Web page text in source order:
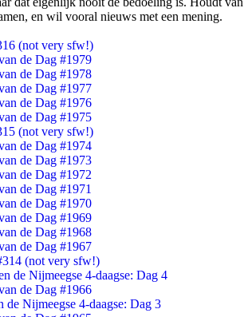
en wil vooral nieuws met een mening.
(not very sfw!)
de Dag #1979
de Dag #1978
de Dag #1977
de Dag #1976
de Dag #1975
(not very sfw!)
de Dag #1974
de Dag #1973
de Dag #1972
de Dag #1971
de Dag #1970
de Dag #1969
de Dag #1968
de Dag #1967
(not very sfw!)
de Nijmeegse 4-daagse: Dag 4
de Dag #1966
de Nijmeegse 4-daagse: Dag 3